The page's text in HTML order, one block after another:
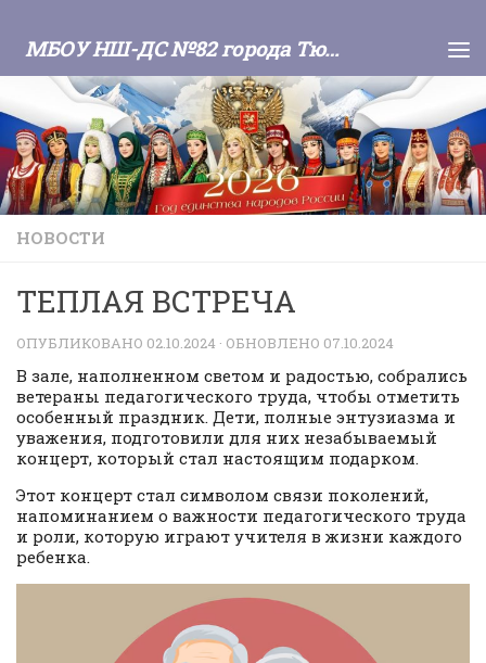
МБОУ НШ-ДС №82 города Тюмени
НОВОСТИ
ТЕПЛАЯ ВСТРЕЧА
ОПУБЛИКОВАНО 02.10.2024 · ОБНОВЛЕНО 07.10.2024
В зале, наполненном светом и радостью, собрались
ветераны педагогического труда, чтобы отметить
особенный праздник. Дети, полные энтузиазма и
уважения, подготовили для них незабываемый
концерт, который стал настоящим подарком.
Этот концерт стал символом связи поколений,
напоминанием о важности педагогического труда
и роли, которую играют учителя в жизни каждого
ребенка.